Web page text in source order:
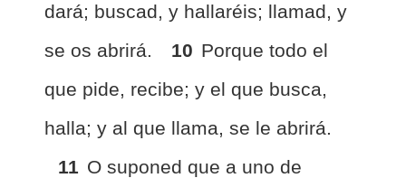
dará; buscad, y hallaréis; llamad, y
se os abrirá.
10 Porque todo el
que pide, recibe; y el que busca,
halla; y al que llama, se le abrirá.
11 O suponed que a uno de